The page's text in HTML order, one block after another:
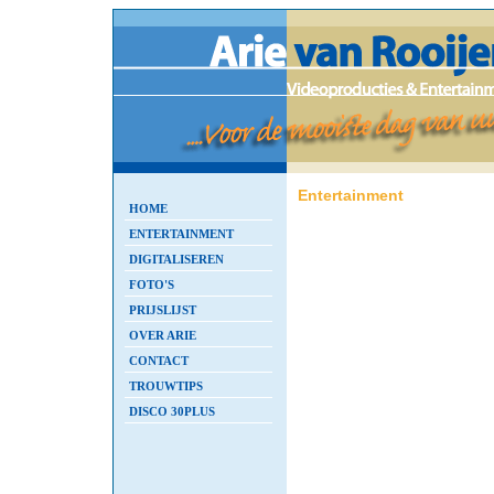
HOME
ENTERTAINMENT
DIGITALISEREN
FOTO'S
PRIJSLIJST
OVER ARIE
CONTACT
TROUWTIPS
DISCO 30PLUS
Entertainment